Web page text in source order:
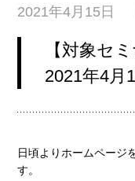
2021年4月15日
【対象セ
2021年4月
日頃よりホームページ
す。